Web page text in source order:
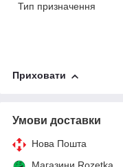
Тип призначення
Приховати
Умови доставки
Нова Пошта